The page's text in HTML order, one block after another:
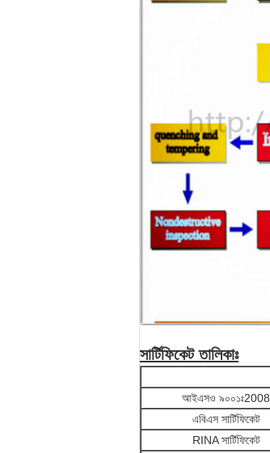
সার্টিফিকেট তালিকাঃ
আইএসও ৯০০১ঃ2008
এবিএস সার্টিফিকেট
RINA সার্টিফিকেট